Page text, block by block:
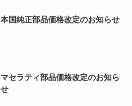
本国純正部品価格改定のお知らせ
マセラティ部品価格改定のお知ら
せ